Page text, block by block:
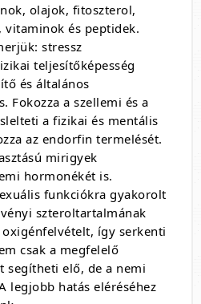
olajok, fitoszterol,
vitaminok és peptidek.
stressz
teljesítőképesség
és általános
Fokozza a szellemi és a
a fizikai és mentális
az endorfin termelését.
mirigyek
hormonékét is.
funkciókra gyakorolt
szteroltartalmának
így serkenti
csak a megfelelő
segítheti elő, de a nemi
legjobb hatás eléréséhez